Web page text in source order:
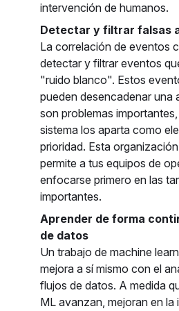
intervención de humanos.
Detectar y filtrar falsas
La correlación de eventos
detectar y filtrar eventos
"ruido blanco". Estos
pueden desencadenar una
son problemas
sistema los aparta como
prioridad. Esta
permite a tus equipos de
enfocarse primero en las
importantes.
Aprender de forma
de datos
Un trabajo de machine
mejora a sí mismo con el
flujos de datos. A medida
ML avanzan, mejoran en